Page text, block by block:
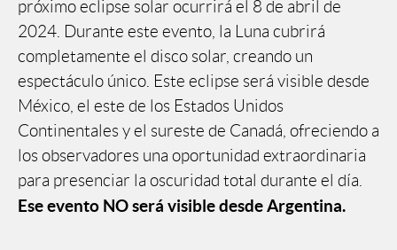
próximo eclipse solar ocurrirá el 8 de abril de
2024. Durante este evento, la Luna cubrirá
completamente el disco solar, creando un
espectáculo único. Este eclipse será visible desde
México, el este de los Estados Unidos
Continentales y el sureste de Canadá, ofreciendo a
los observadores una oportunidad extraordinaria
para presenciar la oscuridad total durante el día.
Ese evento NO será visible desde Argentina.